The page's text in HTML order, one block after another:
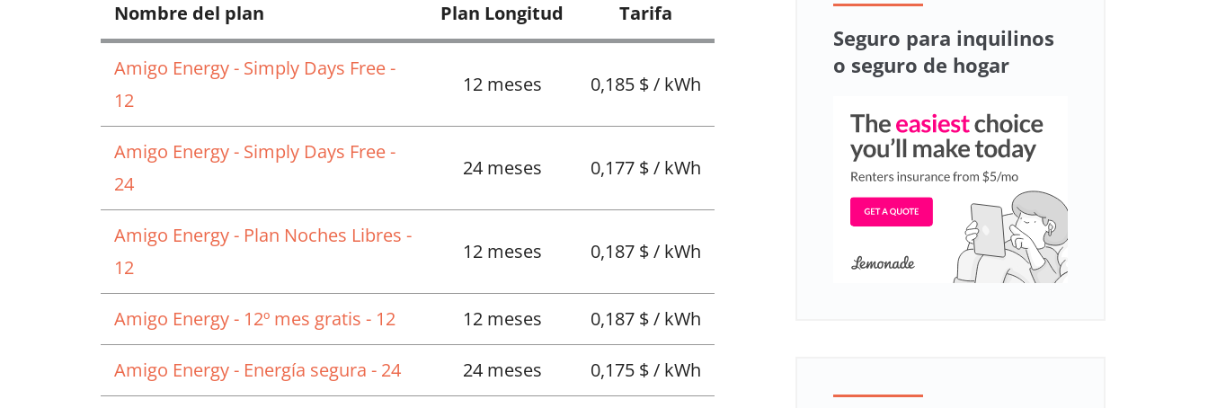
Nombre del plan Plan Longitud Tarifa
Amigo Energy - Simply Days Free -
12
12 meses 0,185 $ / kWh
Amigo Energy - Simply Days Free -
24
24 meses 0,177 $ / kWh
Amigo Energy - Plan Noches Libres -
12
12 meses 0,187 $ / kWh
Amigo Energy - 12º mes gratis - 12 12 meses 0,187 $ / kWh
Amigo Energy - Energía segura - 24 24 meses 0,175 $ / kWh
Seguro para inquilinos
o seguro de hogar